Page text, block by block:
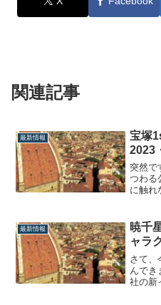
関連記事
最新情報
宝塚
2023
突然で
つわる
に触れ
す」と
ログ
って
て盛り
最新情報
暁千
ャラ
さて、
んでき
社の新